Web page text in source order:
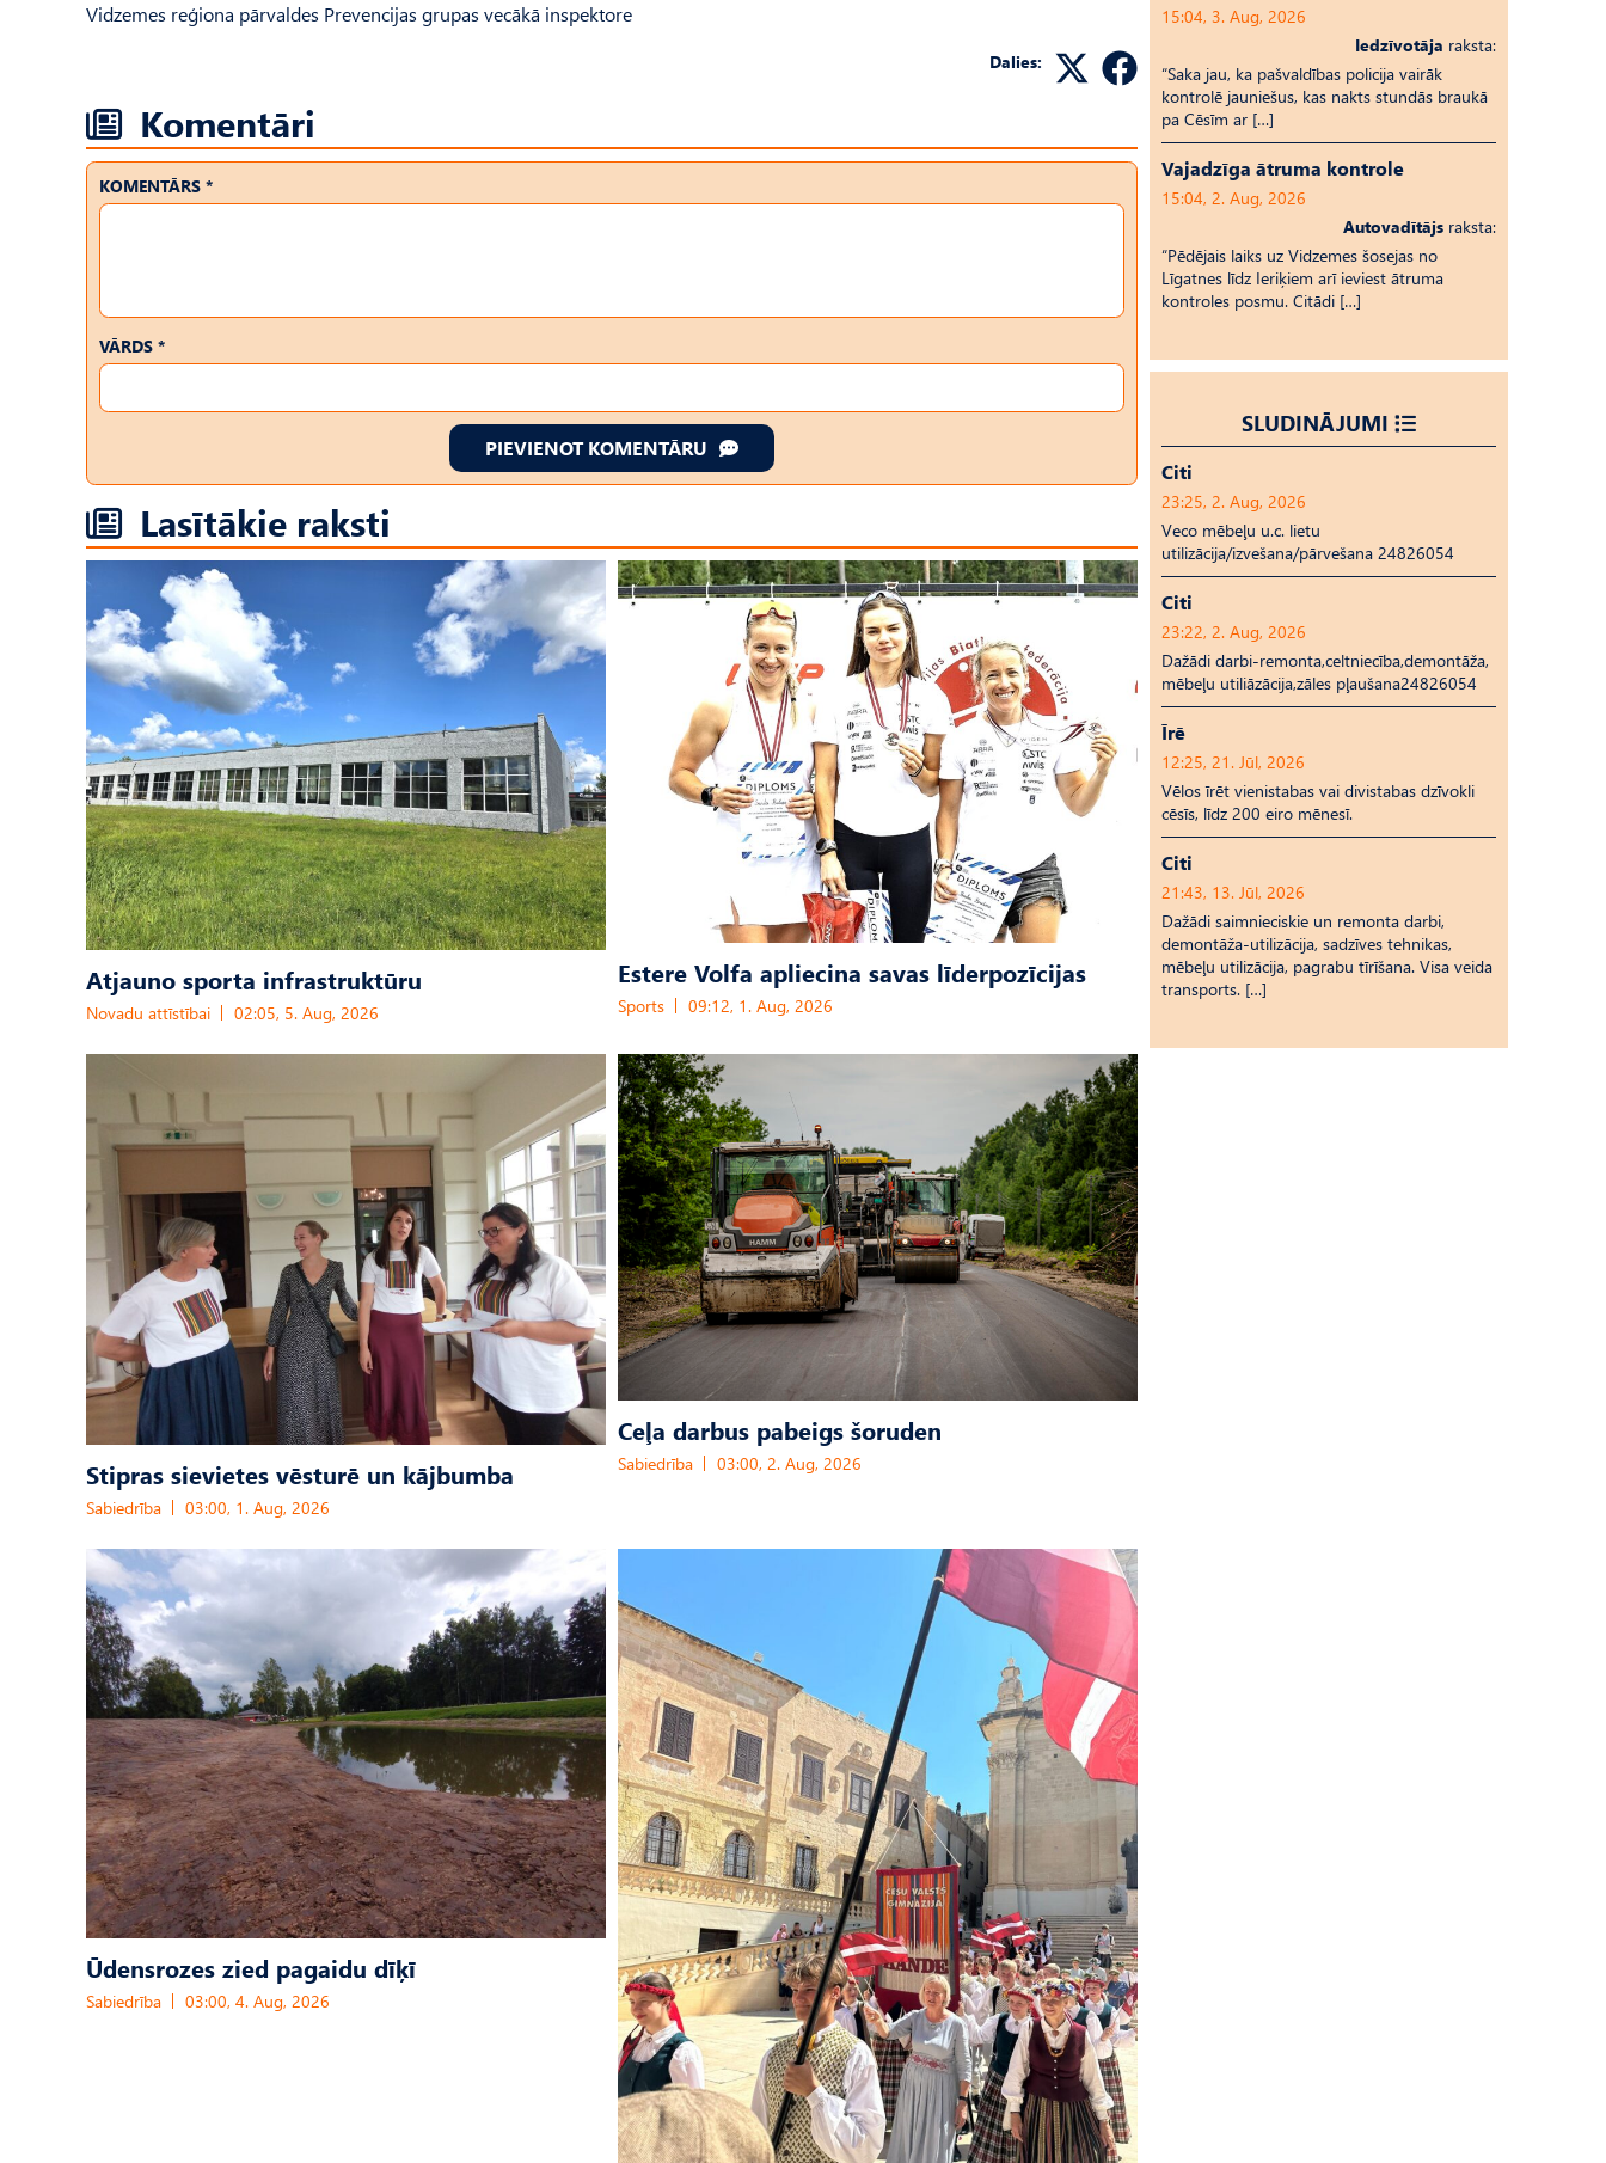
Vidzemes reģiona pārvaldes Prevencijas grupas vecākā inspektore
Dalies:
Komentāri
KOMENTĀRS *
VĀRDS *
PIEVIENOT KOMENTĀRU
Lasītākie raksti
Atjauno sporta infrastruktūru
Novadu attīstībai 02:05, 5. Aug, 2026
Estere Volfa apliecina savas līderpozīcijas
Sports 09:12, 1. Aug, 2026
Stipras sievietes vēsturē un kājbumba
Sabiedrība 03:00, 1. Aug, 2026
Ceļa darbus pabeigs šoruden
Sabiedrība 03:00, 2. Aug, 2026
Ūdensrozes zied pagaidu dīķī
Sabiedrība 03:00, 4. Aug, 2026
15:04, 3. Aug, 2026
Iedzīvotāja raksta:
“Saka jau, ka pašvaldības policija vairāk
kontrolē jauniešus, kas nakts stundās braukā
pa Cēsīm ar […]
Vajadzīga ātruma kontrole
15:04, 2. Aug, 2026
Autovadītājs raksta:
“Pēdējais laiks uz Vid­ze­mes šosejas no
Līgatnes līdz Ieriķiem arī ieviest ātruma
kontroles posmu. Citādi […]
SLUDINĀJUMI
Citi
23:25, 2. Aug, 2026
Veco mēbeļu u.c. lietu
utilizācija/izvešana/pārvešana 24826054
Citi
23:22, 2. Aug, 2026
Dažādi darbi-remonta,celtniecība,demontāža,
mēbeļu utiliāzācija,zāles pļaušana24826054
Īrē
12:25, 21. Jūl, 2026
Vēlos īrēt vienistabas vai divistabas dzīvokli
cēsīs, līdz 200 eiro mēnesī.
Citi
21:43, 13. Jūl, 2026
Dažādi saimnieciskie un remonta darbi,
demontāža-utilizācija, sadzīves tehnikas,
mēbeļu utilizācija, pagrabu tīrīšana. Visa veida
transports. […]